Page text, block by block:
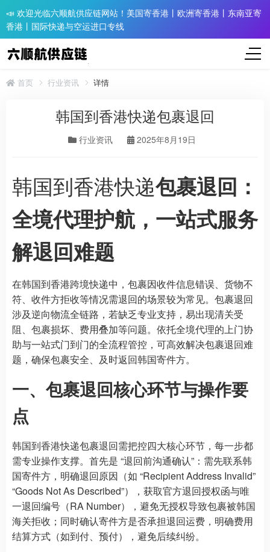
📣 欢迎光临六顺航供应链网站！美国寄香港丨欧洲寄香港丨东南亚寄
香港丨国际快递与空运进口专线
首页 行业资讯 详情
韩国到香港快递包裹退回
行业资讯 2025年8月19日
韩国到香港快递包裹退回：
全境代理护航，一站式服务
解退回难题
在韩国到香港跨境快递中，包裹因收件信息错误、货物不
符、收件方拒收等情况需退回的场景较为常见。包裹退回
涉及逆向物流全链路，若缺乏专业支持，易出现清关受
阻、包裹损坏、费用叠加等问题。依托全境代理的上门协
助与一站式门到门的全流程管控，可高效解决包裹退回难
题，确保包裹安全、及时返回韩国寄件方。
一、包裹退回核心环节与操作要
点
韩国到香港快递包裹退回需把控四大核心环节，每一步都
需专业操作支撑。首先是 “退回前沟通确认”：需先联系韩
国寄件方，明确退回原因（如 “Recipient Address Invalid”
“Goods Not As Described”），获取官方退回授权函与唯
一退回编号（RA Number），避免无授权导致包裹被韩国
海关拒收；同时确认寄件方是否承担退回运费，明确费用
结算方式（如到付、预付），避免后续纠纷。